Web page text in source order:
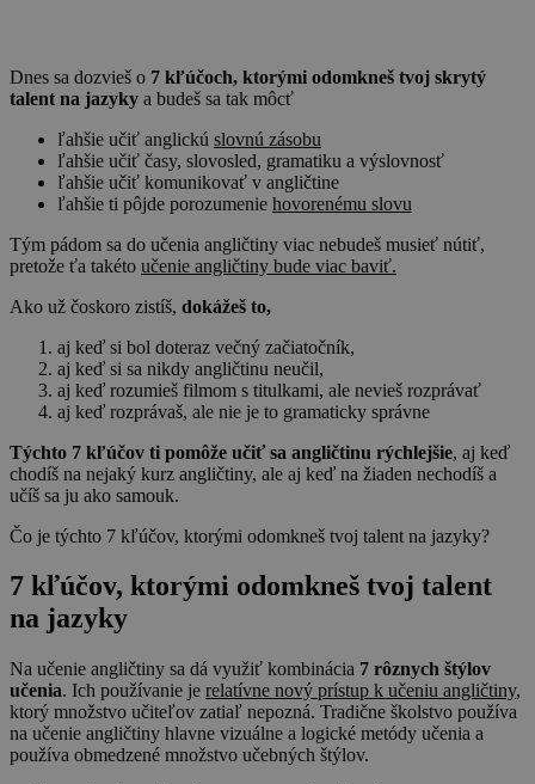
Dnes sa dozvieš o 7 kľúčoch, ktorými odomkneš tvoj skrytý
talent na jazyky a budeš sa tak môcť
ľahšie učiť anglickú slovnú zásobu
ľahšie učiť časy, slovosled, gramatiku a výslovnosť
ľahšie učiť komunikovať v angličtine
ľahšie ti pôjde porozumenie hovorenému slovu
Tým pádom sa do učenia angličtiny viac nebudeš musieť nútiť,
pretože ťa takéto učenie angličtiny bude viac baviť.
Ako už čoskoro zistíš, dokážeš to,
aj keď si bol doteraz večný začiatočník,
aj keď si sa nikdy angličtinu neučil,
aj keď rozumieš filmom s titulkami, ale nevieš rozprávať
aj keď rozprávaš, ale nie je to gramaticky správne
Týchto 7 kľúčov ti pomôže učiť sa angličtinu rýchlejšie, aj keď
chodíš na nejaký kurz angličtiny, ale aj keď na žiaden nechodíš a
učíš sa ju ako samouk.
Čo je týchto 7 kľúčov, ktorými odomkneš tvoj talent na jazyky?
7 kľúčov, ktorými odomkneš tvoj talent
na jazyky
Na učenie angličtiny sa dá využiť kombinácia 7 rôznych štýlov
učenia. Ich používanie je relatívne nový prístup k učeniu angličtiny,
ktorý množstvo učiteľov zatiaľ nepozná. Tradične školstvo používa
na učenie angličtiny hlavne vizuálne a logické metódy učenia a
používa obmedzené množstvo učebných štýlov.